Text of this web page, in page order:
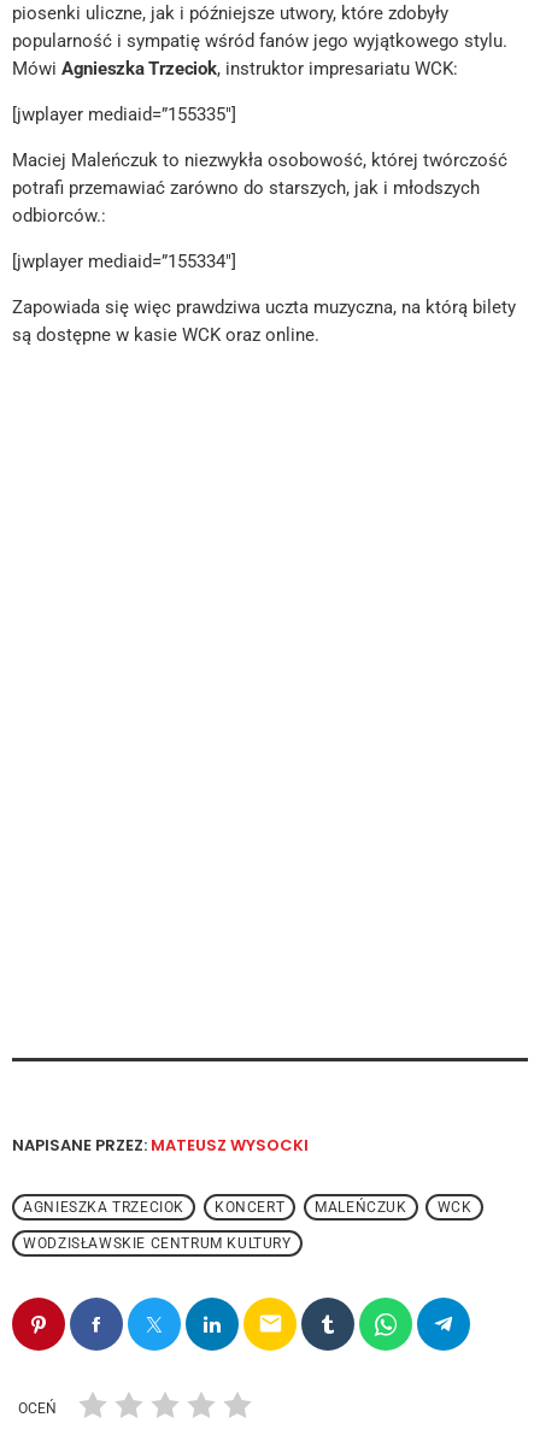
piosenki uliczne, jak i późniejsze utwory, które zdobyły
popularność i sympatię wśród fanów jego wyjątkowego stylu.
Mówi Agnieszka Trzeciok, instruktor impresariatu WCK:
[jwplayer mediaid=”155335″]
Maciej Maleńczuk to niezwykła osobowość, której twórczość
potrafi przemawiać zarówno do starszych, jak i młodszych
odbiorców.:
[jwplayer mediaid=”155334″]
Zapowiada się więc prawdziwa uczta muzyczna, na którą bilety
są dostępne w kasie WCK oraz online.
NAPISANE PRZEZ: MATEUSZ WYSOCKI
AGNIESZKA TRZECIOK KONCERT MALEŃCZUK WCK
WODZISŁAWSKIE CENTRUM KULTURY
email
OCEŃ